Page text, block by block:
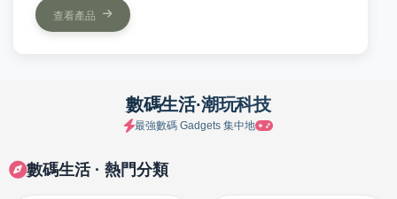
查看產品
數碼生活·潮玩科技
最強數碼 Gadgets 集中地
數碼生活 · 熱門分類